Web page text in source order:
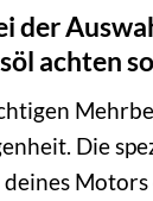
der
achten
Die